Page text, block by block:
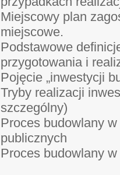
Miejscowy plan
miejscowe.
Podstawowe
przygotowania i
Pojęcie „inwestycji
Tryby realizacji
szczególny)
Proces budowlany
publicznych
Proces budowlany